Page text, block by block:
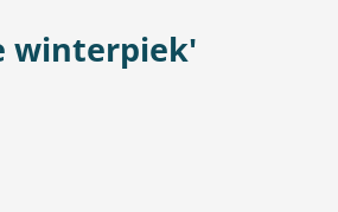
winterpiek'